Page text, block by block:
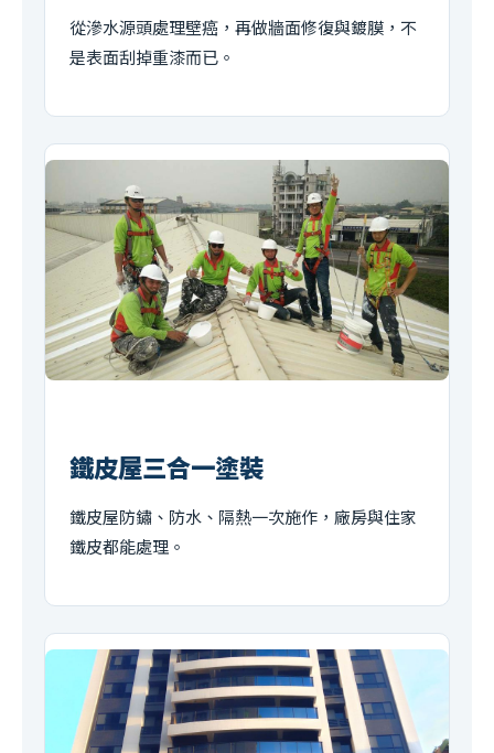
從滲水源頭處理壁癌，再做牆面修復與鍍膜，不
是表面刮掉重漆而已。
鐵皮屋三合一塗裝
鐵皮屋防鏽、防水、隔熱一次施作，廠房與住家
鐵皮都能處理。